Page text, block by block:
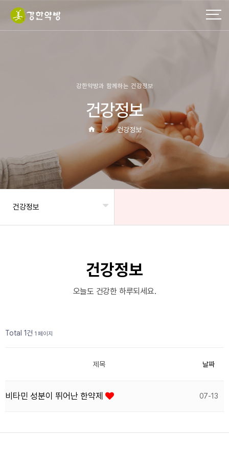
강한약방과 함께하는 건강정보
건강정보
건강정보
건강정보
건강정보
오늘도 건강한 하루되세요.
Total 1건 1 페이지
제목 날짜
비타민 성분이 뛰어난 한약제 07-13